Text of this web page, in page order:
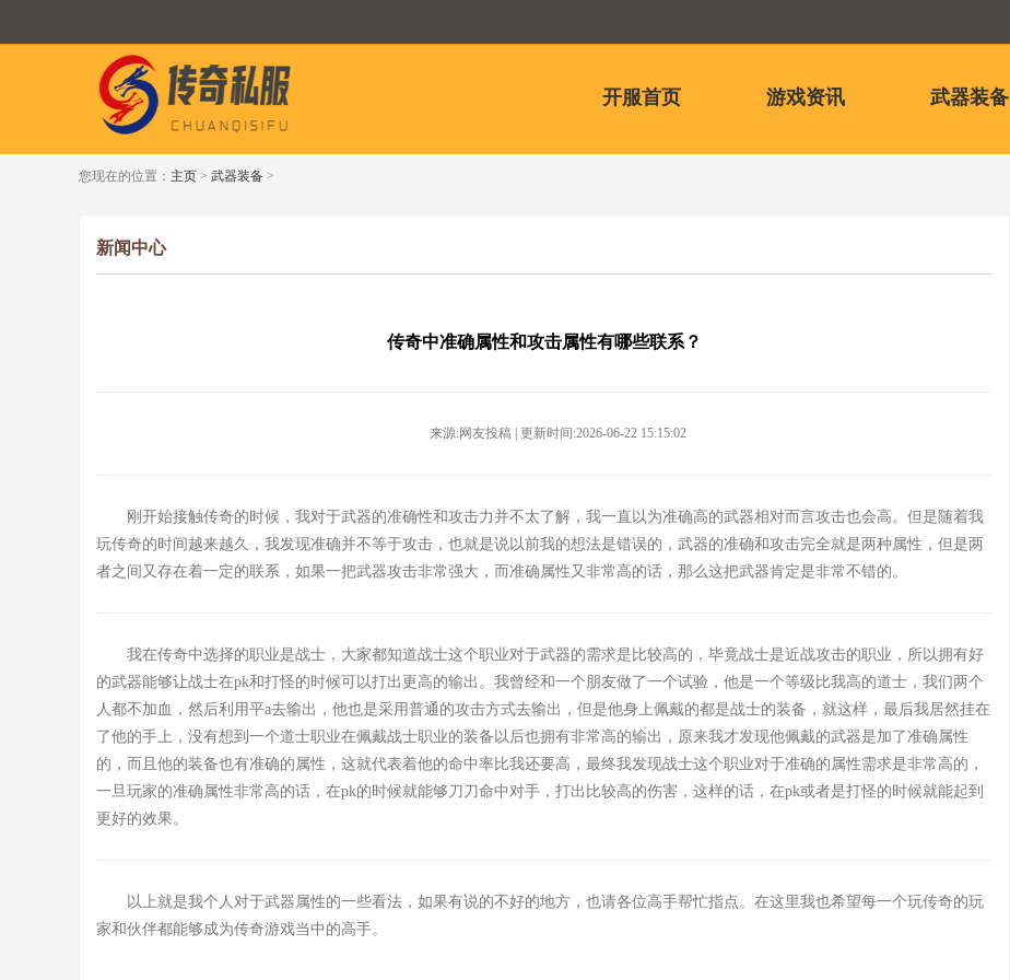
开服首页 游戏资讯 武器装备
您现在的位置： 主页 > 武器装备 >
新闻中心
传奇中准确属性和攻击属性有哪些联系？
来源:网友投稿 | 更新时间:2026-06-22 15:15:02
刚开始接触传奇的时候，我对于武器的准确性和攻击力并不太了解，我一直以为准确高的武器相对而言攻击也会高。但是随着我
玩传奇的时间越来越久，我发现准确并不等于攻击，也就是说以前我的想法是错误的，武器的准确和攻击完全就是两种属性，但是两
者之间又存在着一定的联系，如果一把武器攻击非常强大，而准确属性又非常高的话，那么这把武器肯定是非常不错的。
我在传奇中选择的职业是战士，大家都知道战士这个职业对于武器的需求是比较高的，毕竟战士是近战攻击的职业，所以拥有好
的武器能够让战士在pk和打怪的时候可以打出更高的输出。我曾经和一个朋友做了一个试验，他是一个等级比我高的道士，我们两个
人都不加血，然后利用平a去输出，他也是采用普通的攻击方式去输出，但是他身上佩戴的都是战士的装备，就这样，最后我居然挂在
了他的手上，没有想到一个道士职业在佩戴战士职业的装备以后也拥有非常高的输出，原来我才发现他佩戴的武器是加了准确属性
的，而且他的装备也有准确的属性，这就代表着他的命中率比我还要高，最终我发现战士这个职业对于准确的属性需求是非常高的，
一旦玩家的准确属性非常高的话，在pk的时候就能够刀刀命中对手，打出比较高的伤害，这样的话，在pk或者是打怪的时候就能起到
更好的效果。
以上就是我个人对于武器属性的一些看法，如果有说的不好的地方，也请各位高手帮忙指点。在这里我也希望每一个玩传奇的玩
家和伙伴都能够成为传奇游戏当中的高手。